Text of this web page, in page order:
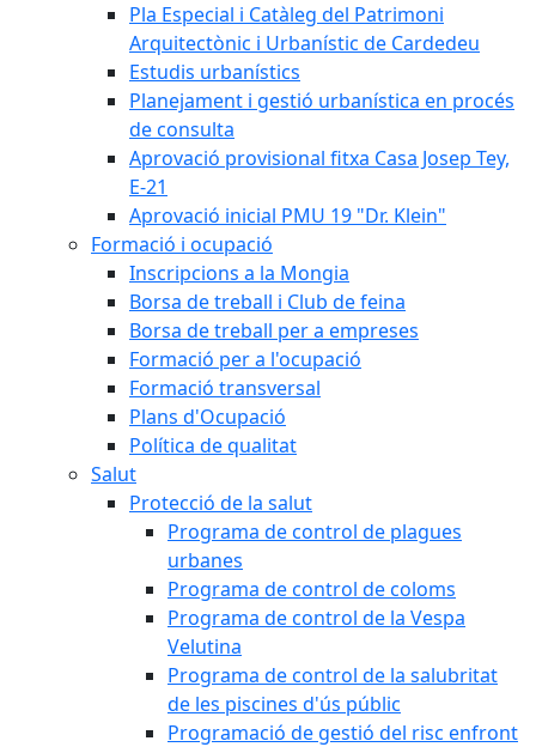
Pla Especial i Catàleg del Patrimoni
Arquitectònic i Urbanístic de Cardedeu
Estudis urbanístics
Planejament i gestió urbanística en procés
de consulta
Aprovació provisional fitxa Casa Josep Tey,
E-21
Aprovació inicial PMU 19 "Dr. Klein"
Formació i ocupació
Inscripcions a la Mongia
Borsa de treball i Club de feina
Borsa de treball per a empreses
Formació per a l'ocupació
Formació transversal
Plans d'Ocupació
Política de qualitat
Salut
Protecció de la salut
Programa de control de plagues
urbanes
Programa de control de coloms
Programa de control de la Vespa
Velutina
Programa de control de la salubritat
de les piscines d'ús públic
Programació de gestió del risc enfront